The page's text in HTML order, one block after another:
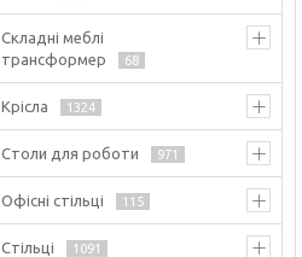
Складні меблі
трансформер
68
Крісла 1324
Столи для роботи 971
Офісні стільці 115
Стільці 1091